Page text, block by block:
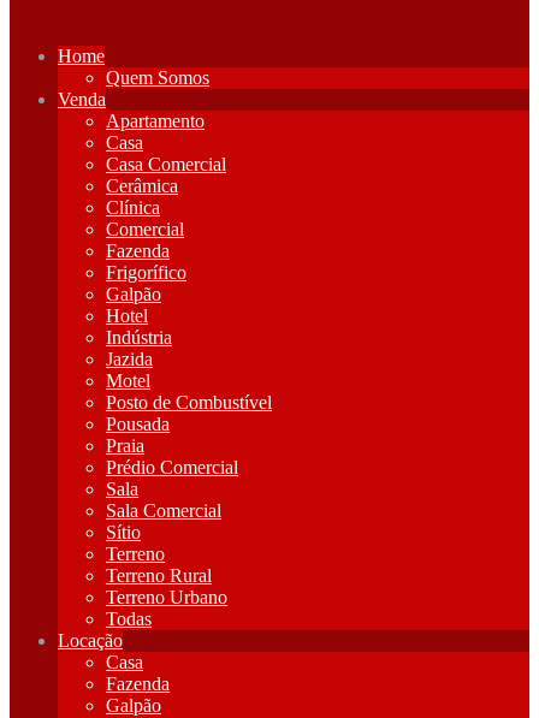
Home
Quem Somos
Venda
Apartamento
Casa
Casa Comercial
Cerâmica
Clínica
Comercial
Fazenda
Frigorífico
Galpão
Hotel
Indústria
Jazida
Motel
Posto de Combustível
Pousada
Praia
Prédio Comercial
Sala
Sala Comercial
Sítio
Terreno
Terreno Rural
Terreno Urbano
Todas
Locação
Casa
Fazenda
Galpão